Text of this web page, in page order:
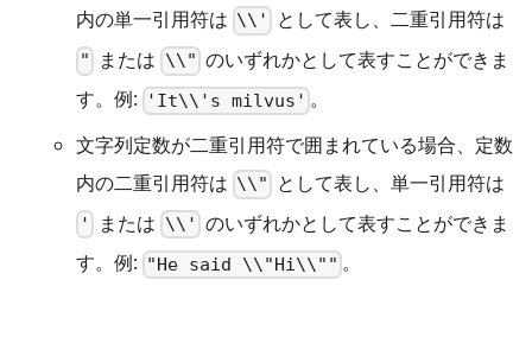
内の単一引用符は \\' として表し、二重引用符は
" または \\" のいずれかとして表すことができま
す。例:
'It\\'s milvus' 。
文字列定数が二重引用符で囲まれている場合、定数
内の二重引用符は \\" として表し、単一引用符は
' または \\' のいずれかとして表すことができま
す。例: "He said \\"Hi\\"" 。